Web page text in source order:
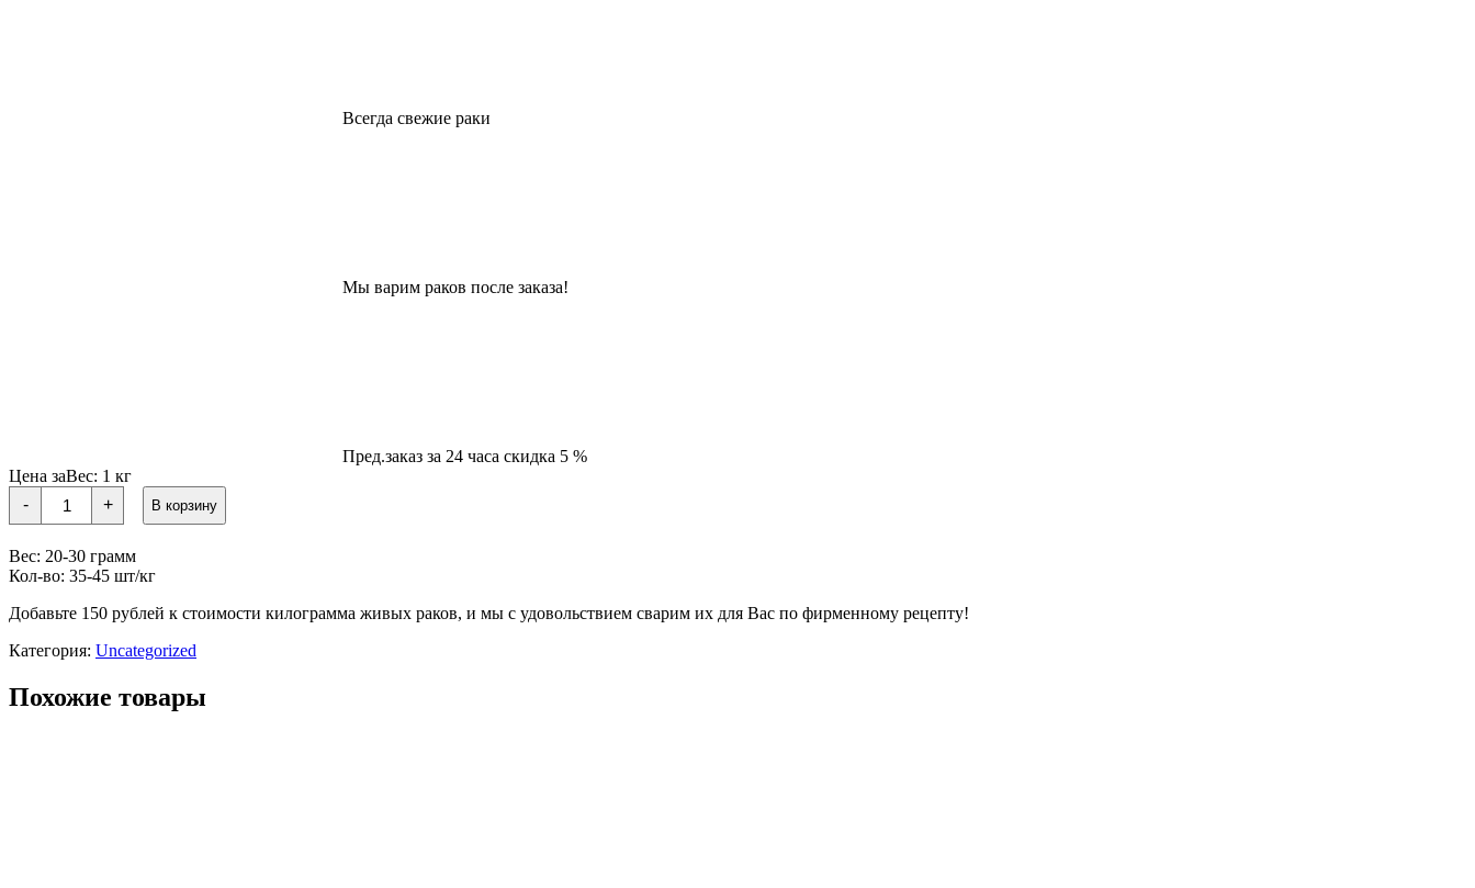
Всегда свежие раки
Мы варим раков после заказа!
Пред.заказ за 24 часа скидка 5 %
Цена заВес: 1 кг
-
Количество
товара
Раки
живые
МИКС
+ В корзину
Вес: 20-30 грамм
Кол-во: 35-45 шт/кг
Добавьте 150 рублей к стоимости килограмма живых раков, и мы с удовольствием сварим их для Вас по фирменному рецепту!
Категория: Uncategorized
Похожие товары